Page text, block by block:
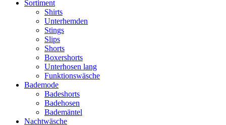
Sortiment
Shirts
Unterhemden
Stings
Slips
Shorts
Boxershorts
Unterhosen lang
Funktionswäsche
Bademode
Badeshorts
Badehosen
Bademäntel
Nachtwäsche